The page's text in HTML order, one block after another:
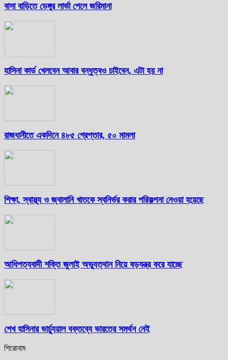
বাসা বাড়িতে ডেঙ্গুর লার্ভা পেলে জরিমানা
হাসিনা কার্ড খেলবেন আবার বন্ধুত্বও চাইবেন, এটা হয় না
রাজধানীতে একদিনে ৪৮৫ গ্রেপ্তার, ৫০ মামলা
শিক্ষা, স্বাস্থ্য ও জ্বালানি খাতকে স্বনির্ভর করার পরিকল্পনা নেওয়া হয়েছে
আধিপত্যবাদী শক্তি জুলাই অভ্যুত্থান নিয়ে ষড়যন্ত্র করে যাচ্ছে
শেখ হাসিনার ভার্চ্যুয়াল বক্তব্যে ভারতের সমর্থন নেই
শিরোনাম